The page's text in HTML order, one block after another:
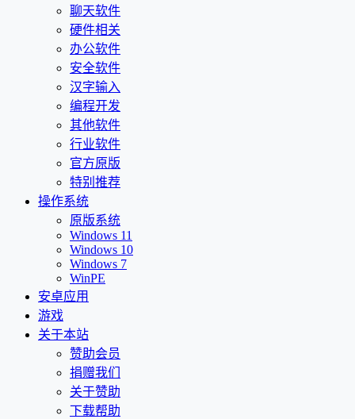
聊天软件
硬件相关
办公软件
安全软件
汉字输入
编程开发
其他软件
行业软件
官方原版
特别推荐
操作系统
原版系统
Windows 11
Windows 10
Windows 7
WinPE
安卓应用
游戏
关于本站
赞助会员
捐赠我们
关于赞助
下载帮助